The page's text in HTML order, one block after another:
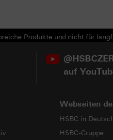
Produkte und nicht für
auf
Webseiten
HSBC in
HSBC-Gruppe